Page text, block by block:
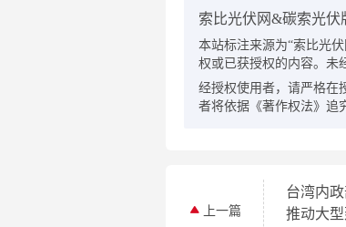
索比光伏网&碳索光伏
本站标注来源为“索比光
权或已获授权的内容。未
经授权使用者，请严格在
者将依据《著作权法》追
上一篇
台湾内
推动大